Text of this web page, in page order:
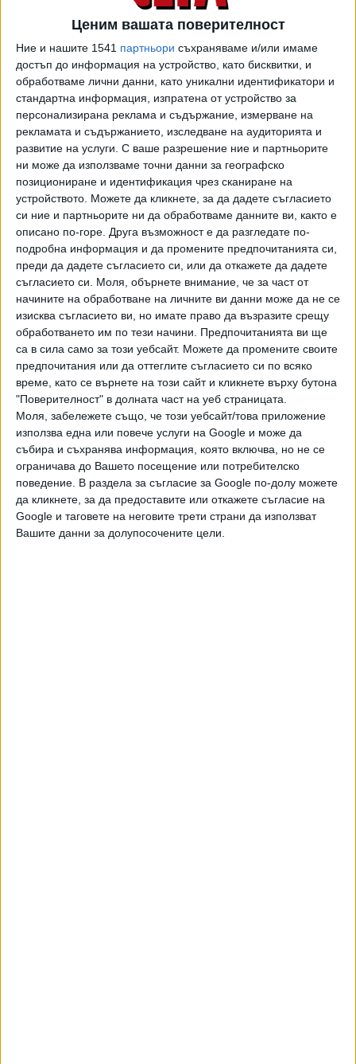
Ценим вашата поверителност
Ние и нашите 1541 партньори съхраняваме и/или имаме
достъп до информация на устройство, като бисквитки, и
обработваме лични данни, като уникални идентификатори и
стандартна информация, изпратена от устройство за
персонализирана реклама и съдържание, измерване на
рекламата и съдържанието, изследване на аудиторията и
развитие на услуги. С ваше разрешение ние и партньорите
ни може да използваме точни данни за географско
позициониране и идентификация чрез сканиране на
устройството. Можете да кликнете, за да дадете съгласието
си ние и партньорите ни да обработваме данните ви, както е
описано по-горе. Друга възможност е да разгледате по-
подробна информация и да промените предпочитанията си,
преди да дадете съгласието си, или да откажете да дадете
съгласието си.
Моля, обърнете внимание, че за част от
начините на обработване на личните ви данни може да не се
изисква съгласието ви, но имате право да възразите срещу
обработването им по тези начини. Предпочитанията ви ще
са в сила само за този уебсайт. Можете да промените своите
предпочитания или да оттеглите съгласието си по всяко
време, като се върнете на този сайт и кликнете върху бутона
"Поверителност" в долната част на уеб страницата.
Моля, забележете също, че този уебсайт/това приложение
използва една или повече услуги на Google и може да
събира и съхранява информация, която включва, но не се
ограничава до Вашето посещение или потребителско
поведение. В раздела за съгласие за Google по-долу можете
да кликнете, за да предоставите или откажете съгласие на
Google и таговете на неговите трети страни да използват
Вашите данни за долупосочените цели.
страните от НАТО идните 3-5-8 години.
Строителството на скривалища е част от стратегията
на Варшава, която ще направи идните години големи
инвестиции, "които ще ни позолят да се подготвим към
всякакво развитие на събитията", каза кметът на
Варшава Рафал Тршасковски. В рамките на програмата
"Варшава защитава" ще се подготвят болниците за
извънредни ситуации и ще се проведат учебни тревоги.
Полша не е първата страна, която започна да подготвя
гражданското население към евентуално военно
стълкновение с Русия. Румъния строи скривалища до
границата с Украйна, след като на територията бяха
намерени части от разбити бойни дронове.
Преди няколко дни Асоциацията на градовете и
общините в Германия призова за федерален проект за
ремонт на бункерите за 1 милиард евро. През февруари
страните в Балтика решиха да построят повече от 1000
бетонни бункери на границите с Русия и Беларус –
предимно за укрития на войниците при евентуално руско
нахлуване.
Последвайте ни и в
Ако искате да подкрепите независимата
и качествена журналистика в “Сега”,